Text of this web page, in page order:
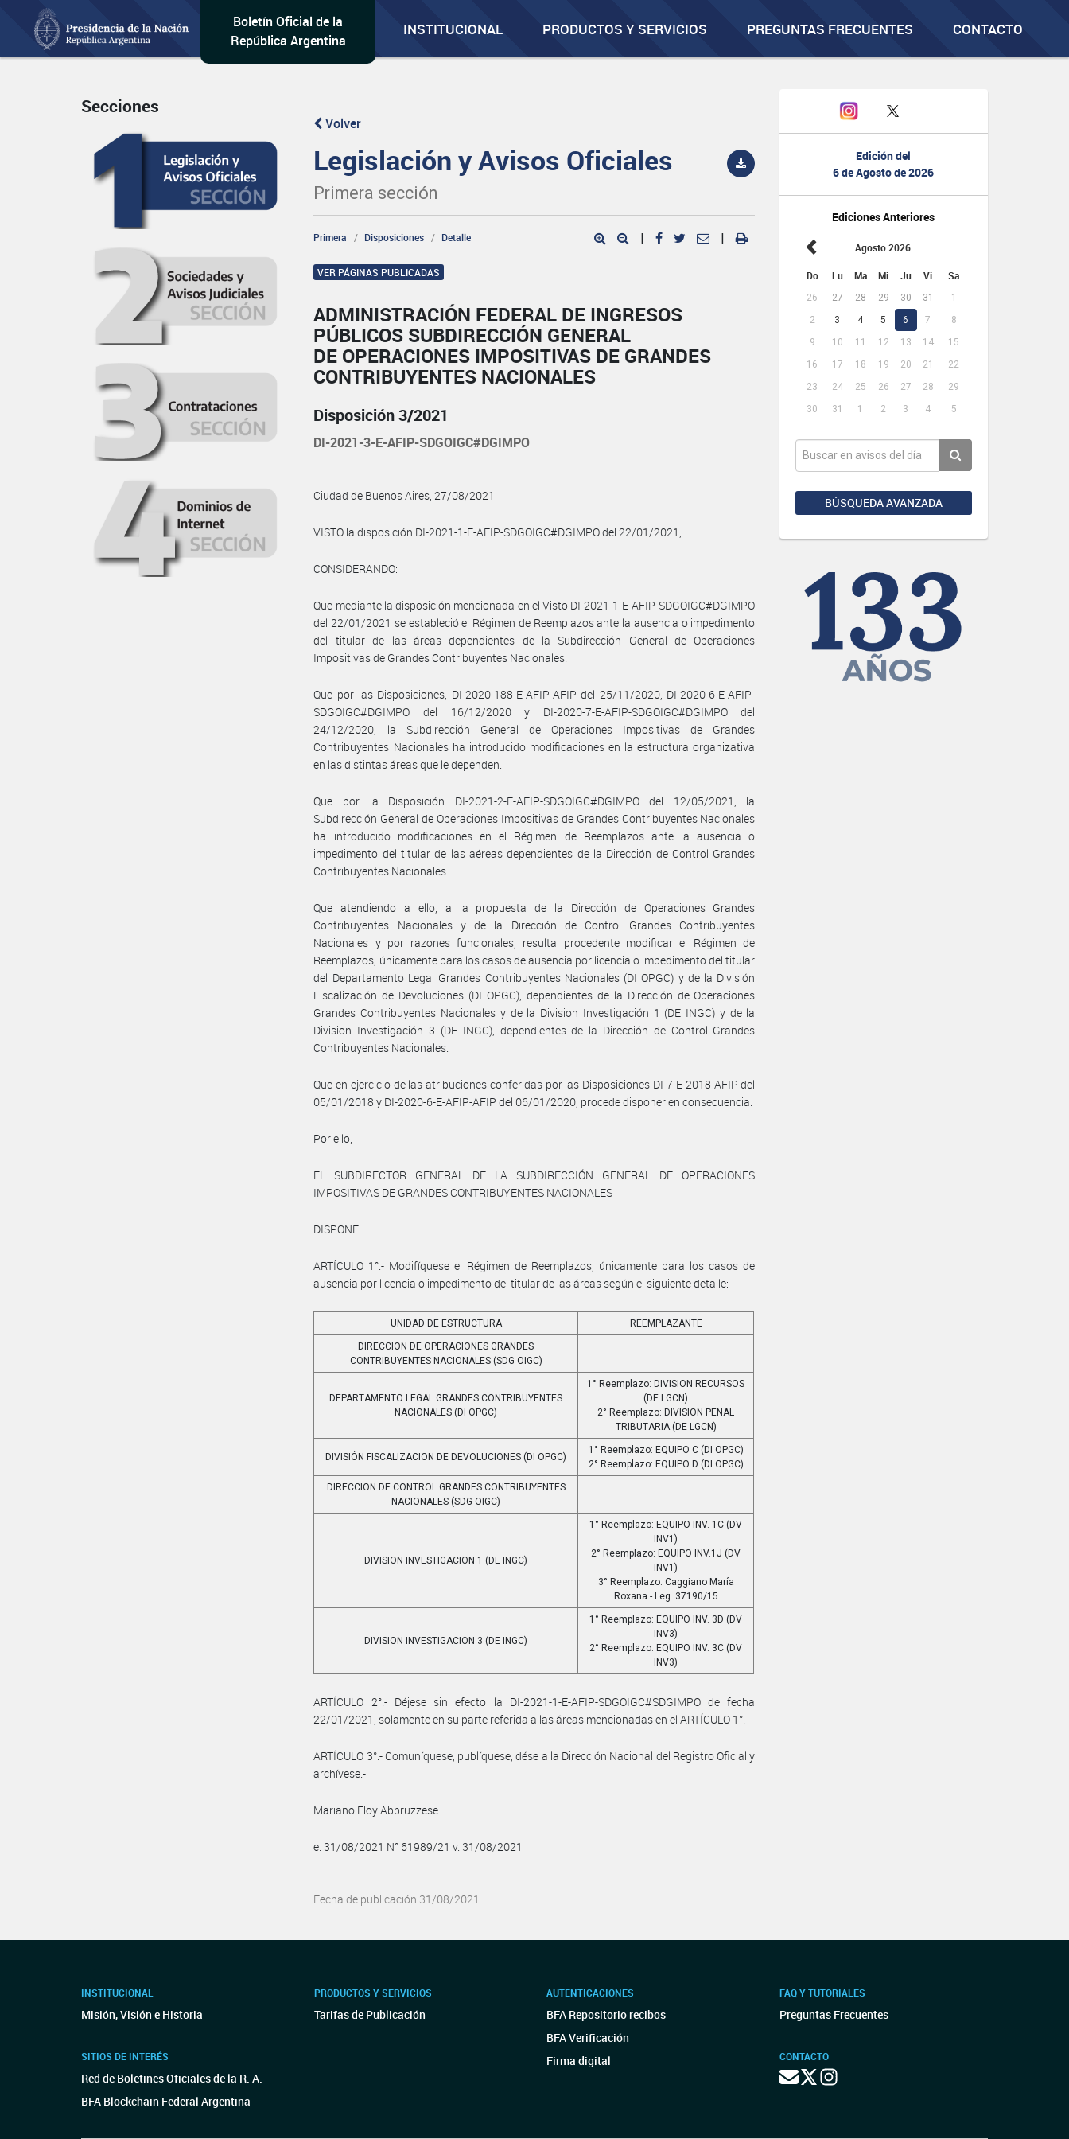
Boletín Oficial de la
República Argentina
INSTITUCIONAL PRODUCTOS Y SERVICIOS PREGUNTAS FRECUENTES CONTACTO
Edición del
6 de Agosto de 2026
Ediciones Anteriores
Agosto 2026
Do Lu Ma Mi Ju Vi Sa
26 27 28 29 30 31
1
2
3 4 5 6 7
8
9
10 11 12 13 14
15
16
17 18 19 20 21
22
23
24 25 26 27 28
29
30
31 1 2 3 4 5
BÚSQUEDA AVANZADA
Secciones
Volver
Legislación y Avisos Oficiales
Primera sección
Primera Disposiciones Detalle | |
VER PÁGINAS PUBLICADAS
ADMINISTRACIÓN FEDERAL DE INGRESOS
PÚBLICOS SUBDIRECCIÓN GENERAL
DE OPERACIONES IMPOSITIVAS DE GRANDES
CONTRIBUYENTES NACIONALES
Disposición 3/2021
DI-2021-3-E-AFIP-SDGOIGC#DGIMPO
Ciudad de Buenos Aires, 27/08/2021
VISTO la disposición DI-2021-1-E-AFIP-SDGOIGC#DGIMPO del 22/01/2021,
CONSIDERANDO:
Que mediante la disposición mencionada en el Visto DI-2021-1-E-AFIP-SDGOIGC#DGIMPO
del 22/01/2021 se estableció el Régimen de Reemplazos ante la ausencia o impedimento
del titular de las áreas dependientes de la Subdirección General de Operaciones
Impositivas de Grandes Contribuyentes Nacionales.
Que por las Disposiciones, DI-2020-188-E-AFIP-AFIP del 25/11/2020, DI-2020-6-E-AFIP-
SDGOIGC#DGIMPO del 16/12/2020 y DI-2020-7-E-AFIP-SDGOIGC#DGIMPO del
24/12/2020, la Subdirección General de Operaciones Impositivas de Grandes
Contribuyentes Nacionales ha introducido modificaciones en la estructura organizativa
en las distintas áreas que le dependen.
Que por la Disposición DI-2021-2-E-AFIP-SDGOIGC#DGIMPO del 12/05/2021, la
Subdirección General de Operaciones Impositivas de Grandes Contribuyentes Nacionales
ha introducido modificaciones en el Régimen de Reemplazos ante la ausencia o
impedimento del titular de las aéreas dependientes de la Dirección de Control Grandes
Contribuyentes Nacionales.
Que atendiendo a ello, a la propuesta de la Dirección de Operaciones Grandes
Contribuyentes Nacionales y de la Dirección de Control Grandes Contribuyentes
Nacionales y por razones funcionales, resulta procedente modificar el Régimen de
Reemplazos, únicamente para los casos de ausencia por licencia o impedimento del titular
del Departamento Legal Grandes Contribuyentes Nacionales (DI OPGC) y de la División
Fiscalización de Devoluciones (DI OPGC), dependientes de la Dirección de Operaciones
Grandes Contribuyentes Nacionales y de la Division Investigación 1 (DE INGC) y de la
Division Investigación 3 (DE INGC), dependientes de la Dirección de Control Grandes
Contribuyentes Nacionales.
Que en ejercicio de las atribuciones conferidas por las Disposiciones DI-7-E-2018-AFIP del
05/01/2018 y DI-2020-6-E-AFIP-AFIP del 06/01/2020, procede disponer en consecuencia.
Por ello,
EL SUBDIRECTOR GENERAL DE LA SUBDIRECCIÓN GENERAL DE OPERACIONES
IMPOSITIVAS DE GRANDES CONTRIBUYENTES NACIONALES
DISPONE:
ARTÍCULO 1°.- Modifíquese el Régimen de Reemplazos, únicamente para los casos de
ausencia por licencia o impedimento del titular de las áreas según el siguiente detalle:
UNIDAD DE ESTRUCTURA REEMPLAZANTE
DIRECCION DE OPERACIONES GRANDES
CONTRIBUYENTES NACIONALES (SDG OIGC)
DEPARTAMENTO LEGAL GRANDES CONTRIBUYENTES
NACIONALES (DI OPGC)
1° Reemplazo: DIVISION RECURSOS
(DE LGCN)
2° Reemplazo: DIVISION PENAL
TRIBUTARIA (DE LGCN)
DIVISIÓN FISCALIZACION DE DEVOLUCIONES (DI OPGC)
1° Reemplazo: EQUIPO C (DI OPGC)
2° Reemplazo: EQUIPO D (DI OPGC)
DIRECCION DE CONTROL GRANDES CONTRIBUYENTES
NACIONALES (SDG OIGC)
DIVISION INVESTIGACION 1 (DE INGC)
1° Reemplazo: EQUIPO INV. 1C (DV
INV1)
2° Reemplazo: EQUIPO INV.1J (DV
INV1)
3° Reemplazo: Caggiano María
Roxana - Leg. 37190/15
DIVISION INVESTIGACION 3 (DE INGC)
1° Reemplazo: EQUIPO INV. 3D (DV
INV3)
2° Reemplazo: EQUIPO INV. 3C (DV
INV3)
ARTÍCULO 2°.- Déjese sin efecto la DI-2021-1-E-AFIP-SDGOIGC#SDGIMPO de fecha
22/01/2021, solamente en su parte referida a las áreas mencionadas en el ARTÍCULO 1°.-
ARTÍCULO 3°.- Comuníquese, publíquese, dése a la Dirección Nacional del Registro Oficial y
archívese.-
Mariano Eloy Abbruzzese
e. 31/08/2021 N° 61989/21 v. 31/08/2021
Fecha de publicación 31/08/2021
INSTITUCIONAL
Misión, Visión e Historia
SITIOS DE INTERÉS
Red de Boletines Oficiales de la R. A.
BFA Blockchain Federal Argentina
PRODUCTOS Y SERVICIOS
Tarifas de Publicación
AUTENTICACIONES
BFA Repositorio recibos
BFA Verificación
Firma digital
FAQ Y TUTORIALES
Preguntas Frecuentes
CONTACTO